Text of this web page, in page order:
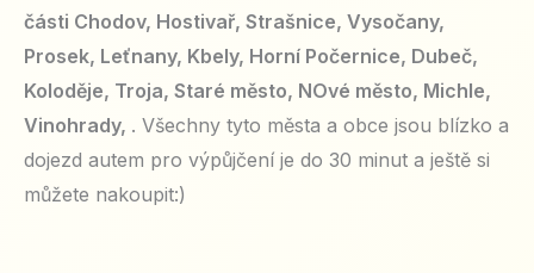
části Chodov, Hostivař, Strašnice, Vysočany,
Prosek, Leťnany, Kbely, Horní Počernice, Dubeč,
Koloděje, Troja, Staré město, NOvé město, Michle,
Vinohrady, . Všechny tyto města a obce jsou blízko a
dojezd autem pro výpůjčení je do 30 minut a ještě si
můžete nakoupit:)